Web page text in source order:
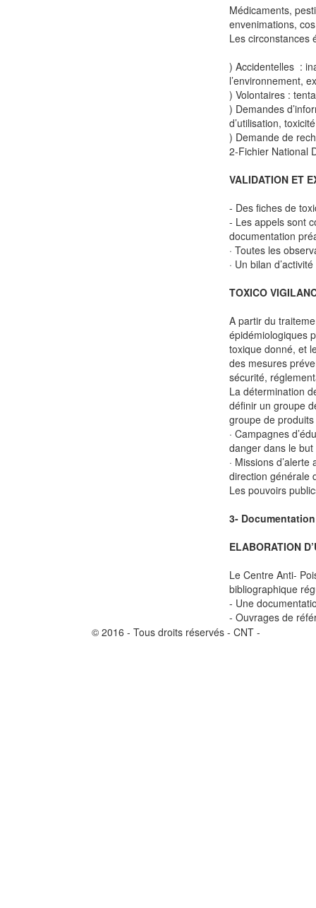
Médicaments,
envenimations,
Les circonstances
) Accidentelles :
l’environnement,
) Volontaires :
) Demandes
d’utilisation,
) Demande de
2-Fichier National
VALIDATION ET
- Des fiches de
- Les appels sont
documentation
· Toutes les
· Un bilan
TOXICO
A partir du
épidémiologiques
toxique donné, et
des mesures
sécurité,
La détermination
définir un groupe
groupe de
· Campagnes
danger dans le
· Missions
direction générale
Les pouvoirs
3- Documentation
ELABORATION
Le Centre Anti-
bibliographique
- Une
- Ouvrages de
© 2016 - Tous droits réservés - CNT -